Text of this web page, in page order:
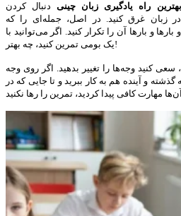
بهترین راه یادگیری زبان چینیدنبال کردن
زبان غرق کنید. در اصل، جمله‌ای را که
و بارها آن را تکرار کنید. اگر می‌توانید با
یک بومی تمرین کنید، چه بهتر!
کنید وجه‌ها را تغییر بدهید. اگر روی وجه
و آینده هم به کار ببرید و تا جایی که در